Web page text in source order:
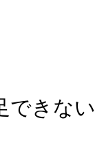
できない